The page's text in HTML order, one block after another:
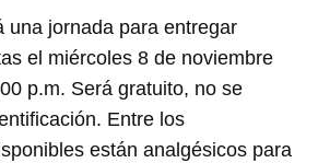
una jornada para entregar
el miércoles 8 de noviembre
p.m. Será gratuito, no se
Entre los
están analgésicos para